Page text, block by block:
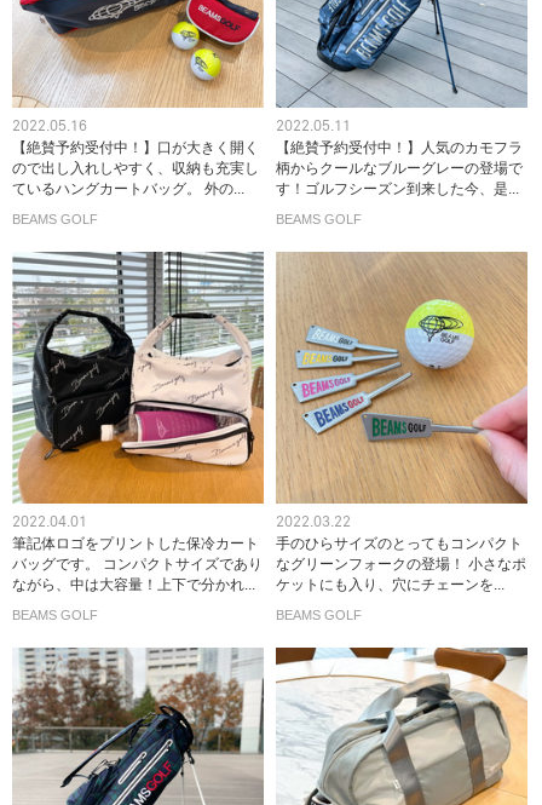
2022.05.16
【絶賛予約受付中！】口が大きく開く
ので出し入れしやすく、収納も充実し
ているハングカートバッグ。 外の...
BEAMS GOLF
2022.05.11
【絶賛予約受付中！】人気のカモフラ
柄からクールなブルーグレーの登場で
す！ゴルフシーズン到来した今、是...
BEAMS GOLF
2022.04.01
筆記体ロゴをプリントした保冷カート
バッグです。 コンパクトサイズであり
ながら、中は大容量！上下で分かれ...
BEAMS GOLF
2022.03.22
手のひらサイズのとってもコンパクト
なグリーンフォークの登場！ 小さなポ
ケットにも入り、穴にチェーンを...
BEAMS GOLF